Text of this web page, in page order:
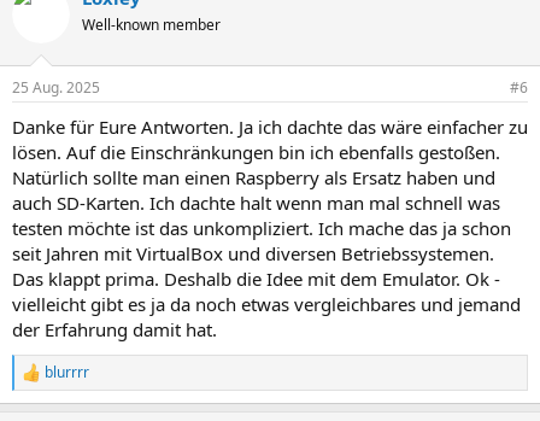
e
:
Well-known member
25 Aug. 2025 #6
Danke für Eure Antworten. Ja ich dachte das wäre einfacher zu
lösen. Auf die Einschränkungen bin ich ebenfalls gestoßen.
Natürlich sollte man einen Raspberry als Ersatz haben und
auch SD-Karten. Ich dachte halt wenn man mal schnell was
testen möchte ist das unkompliziert. Ich mache das ja schon
seit Jahren mit VirtualBox und diversen Betriebssystemen.
Das klappt prima. Deshalb die Idee mit dem Emulator. Ok -
vielleicht gibt es ja da noch etwas vergleichbares und jemand
der Erfahrung damit hat.
R
e
blurrrr